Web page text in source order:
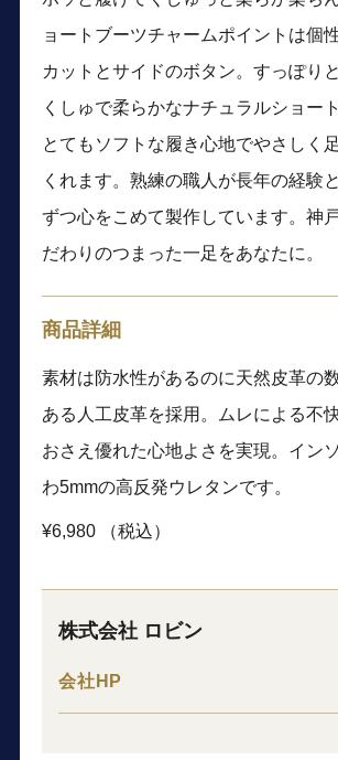
ョートブーツチャームポイントは個
カットとサイドのボタン。すっぽり
くしゅで柔らかなナチュラルショー
とてもソフトな履き心地でやさしく
くれます。熟練の職人が長年の経験
ずつ心をこめて製作しています。神
だわりのつまった一足をあなたに。
商品詳細
素材は防水性があるのに天然皮革の
ある人工皮革を採用。ムレによる不
おさえ優れた心地よさを実現。イン
わ5mmの高反発ウレタンです。
¥6,980 （税込）
株式会社 ロビン
会社HP